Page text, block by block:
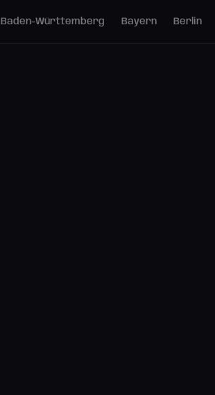
Baden-Württemberg Bayern Berlin